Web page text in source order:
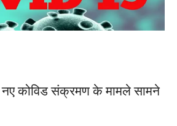
कोविड संक्रमण के मामले सामने